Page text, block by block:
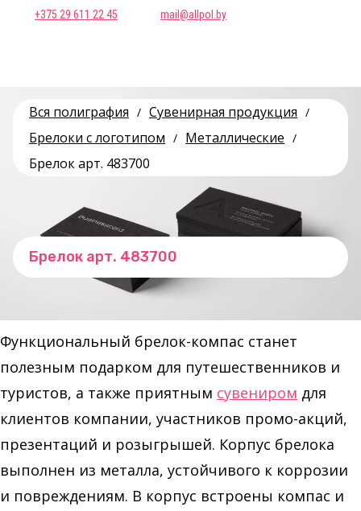
+375 29 611 22 45 mail@allpol.by
Вся полиграфия / Сувенирная продукция /
Брелоки с логотипом / Металлические /
Брелок арт. 483700
Брелок арт. 483700
Функциональный брелок-компас станет
полезным подарком для путешественников и
туристов, а также приятным сувениром для
клиентов компании, участников промо-акций,
презентаций и розыгрышей. Корпус брелока
выполнен из металла, устойчивого к коррозии
и повреждениям. В корпус встроены компас и